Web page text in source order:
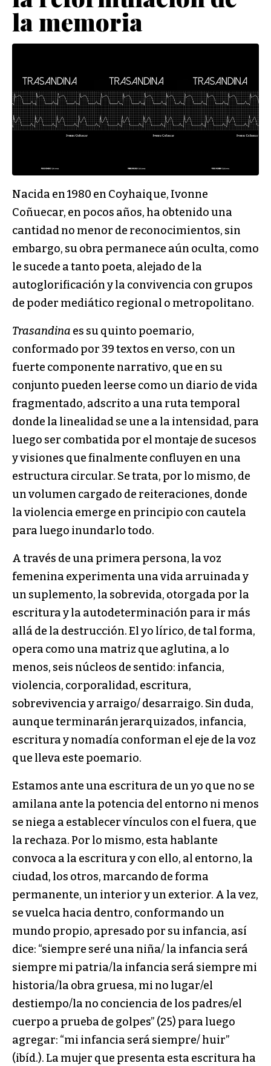
la memoria
Nacida en 1980 en Coyhaique, Ivonne
Coñuecar, en pocos años, ha obtenido una
cantidad no menor de reconocimientos, sin
embargo, su obra permanece aún oculta, como
le sucede a tanto poeta, alejado de la
autoglorificación y la convivencia con grupos
de poder mediático regional o metropolitano.
Trasandina es su quinto poemario,
conformado por 39 textos en verso, con un
fuerte componente narrativo, que en su
conjunto pueden leerse como un diario de vida
fragmentado, adscrito a una ruta temporal
donde la linealidad se une a la intensidad, para
luego ser combatida por el montaje de sucesos
y visiones que finalmente confluyen en una
estructura circular. Se trata, por lo mismo, de
un volumen cargado de reiteraciones, donde
la violencia emerge en principio con cautela
para luego inundarlo todo.
A través de una primera persona, la voz
femenina experimenta una vida arruinada y
un suplemento, la sobrevida, otorgada por la
escritura y la autodeterminación para ir más
allá de la destrucción. El yo lírico, de tal forma,
opera como una matriz que aglutina, a lo
menos, seis núcleos de sentido: infancia,
violencia, corporalidad, escritura,
sobrevivencia y arraigo/ desarraigo. Sin duda,
aunque terminarán jerarquizados, infancia,
escritura y nomadía conforman el eje de la voz
que lleva este poemario.
Estamos ante una escritura de un yo que no se
amilana ante la potencia del entorno ni menos
se niega a establecer vínculos con el fuera, que
la rechaza. Por lo mismo, esta hablante
convoca a la escritura y con ello, al entorno, la
ciudad, los otros, marcando de forma
permanente, un interior y un exterior. A la vez,
se vuelca hacia dentro, conformando un
mundo propio, apresado por su infancia, así
dice: “siempre seré una niña/ la infancia será
siempre mi patria/la infancia será siempre mi
historia/la obra gruesa, mi no lugar/el
destiempo/la no conciencia de los padres/el
cuerpo a prueba de golpes” (25) para luego
agregar: “mi infancia será siempre/ huir”
(ibíd.). La mujer que presenta esta escritura ha